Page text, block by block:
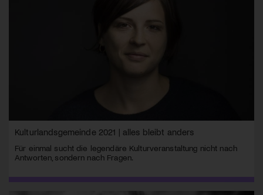
Kulturlandsgemeinde 2021 | alles bleibt anders
Für einmal sucht die legendäre Kulturveranstaltung nicht nach
Antworten, sondern nach Fragen.